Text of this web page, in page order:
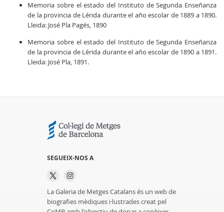
Memoria sobre el estado del Instituto de Segunda Enseñanza
de la provincia de Lérida durante el año escolar de 1889 a 1890.
Lleida: José Pla Pagés, 1890
Memoria sobre el estado del Instituto de Segunda Enseñanza
de la provincia de Lérida durante el año escolar de 1890 a 1891.
Lleida: José Pla, 1891.
SEGUEIX-NOS A
La Galeria de Metges Catalans és un web de
biografies mèdiques i·lustrades creat pel